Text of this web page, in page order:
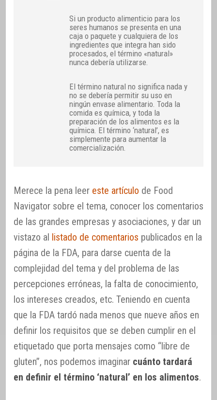
Si un producto alimenticio para los
seres humanos se presenta en una
caja o paquete y cualquiera de los
ingredientes que integra han sido
procesados, el término «natural»
nunca debería utilizarse.
El término natural no significa nada y
no se debería permitir su uso en
ningún envase alimentario. Toda la
comida es química, y toda la
preparación de los alimentos es la
química. El término ‘natural’, es
simplemente para aumentar la
comercialización.
Merece la pena leer este artículo de Food
Navigator sobre el tema, conocer los comentarios
de las grandes empresas y asociaciones, y dar un
vistazo al listado de comentarios publicados en la
página de la FDA, para darse cuenta de la
complejidad del tema y del problema de las
percepciones erróneas, la falta de conocimiento,
los intereses creados, etc. Teniendo en cuenta
que la FDA tardó nada menos que nueve años en
definir los requisitos que se deben cumplir en el
etiquetado que porta mensajes como “libre de
gluten”, nos podemos imaginar cuánto tardará
en definir el término ‘natural’ en los alimentos.